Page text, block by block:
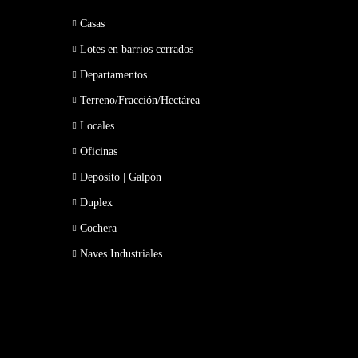
Casas
Lotes en barrios cerrados
Departamentos
Terreno/Fracción/Hectárea
Locales
Oficinas
Depósito | Galpón
Duplex
Cochera
Naves Industriales